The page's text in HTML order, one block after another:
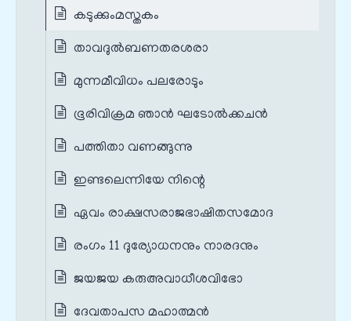
കടുക്കും‌മസ്തകം
താവദുൽബണതരശരാ
മുന്നമീവിധം പലരോടും
ഭൂരിവിക്രമ ഞാൻ ഘടോൽക്കചൻ
പത്തിതാ വണങ്ങുന്നു
ഇണ്ടലെന്നിയേ നിന്റെ
ഏവം രാക്ഷസരാജഭാഷിതസമോദ
രംഗം 11 ദുര്യോധനനും നാരദനും
ജയജയ കരുഅവാധീശവിഭോ
ദേവതാപസ മഹാത്മൻ